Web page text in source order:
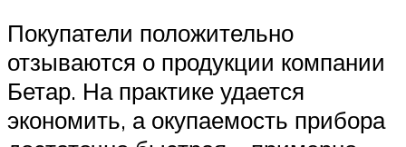
Покупатели положительно
отзываются о продукции компании
Бетар. На практике удается
экономить, а окупаемость прибора